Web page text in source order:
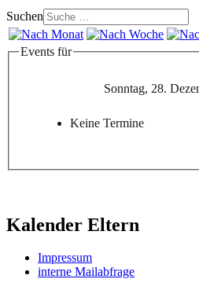
Suchen
Events für
Sonntag, 28.
Keine Termine
Kalender Eltern
Impressum
interne Mailabfrage